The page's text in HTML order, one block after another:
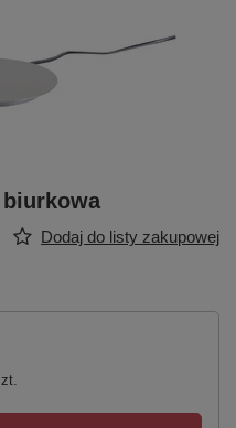
biurkowa
Dodaj do listy zakupowej